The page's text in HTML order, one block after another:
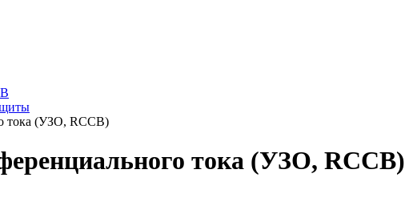
тока (УЗО, RCCB)
тока (УЗО, RCCB)